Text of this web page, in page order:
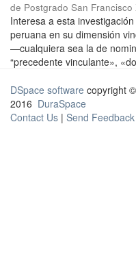
de Postgrado San Francisco
Interesa a esta
peruana en su dimensión
—cualquiera sea la de
“precedente vinculante»,
DSpace software copyright
2016 DuraSpace
Contact Us | Send Feedback